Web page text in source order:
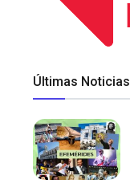
Últimas Noticias